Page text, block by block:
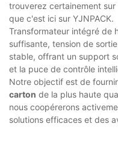
trouverez certainement sur
que c'est ici sur YJNPACK.
Transformateur intégré de
suffisante, tension de
stable, offrant un support
et la puce de contrôle
Notre objectif est de fournir
carton de la plus haute
nous coopérerons
solutions efficaces et des